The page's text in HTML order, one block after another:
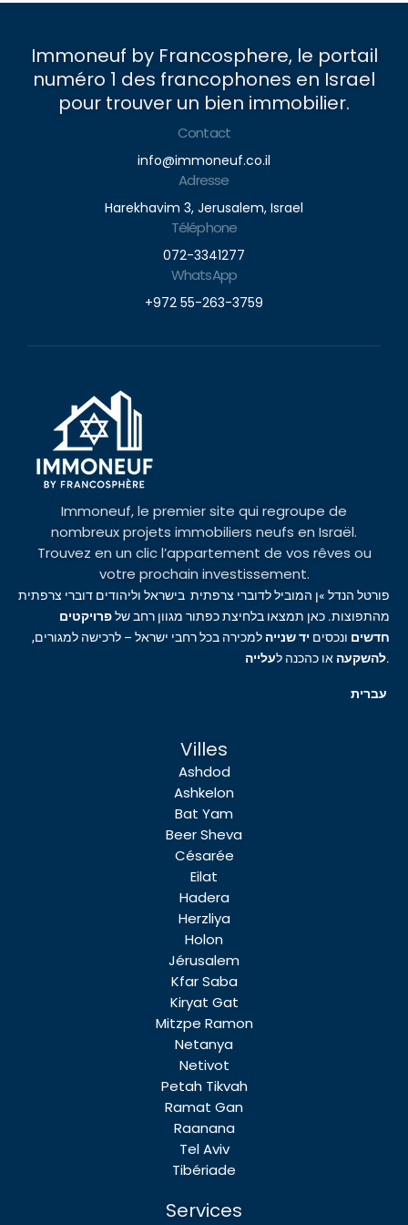
Immoneuf by Francosphere, le portail
numéro 1 des francophones en Israel
pour trouver un bien immobilier.
Contact
info@immoneuf.co.il
Adresse
Harekhavim 3, Jerusalem, Israel
Téléphone
072-3341277
WhatsApp
+972 55-263-3759
Immoneuf, le premier site qui regroupe de
nombreux projets immobiliers neufs en Israël.
Trouvez en un clic l’appartement de vos rêves ou
votre prochain investissement.
פורטל הנדל »ן המוביל לדוברי צרפתית בישראל וליהודים דוברי צרפתית
מהתפוצות. כאן תמצאו בלחיצת כפתור מגוון רחב שלפרויקטים
חדשים ונכסים יד שנייה למכירה בכל רחבי ישראל – לרכישה למגורים,
להשקעה או כהכנה לעלייה .
Villes
Ashdod
Ashkelon
Bat Yam
Beer Sheva
Césarée
Eilat
Hadera
Herzliya
Holon
Jérusalem
Kfar Saba
Kiryat Gat
Mitzpe Ramon
Netanya
Netivot
Petah Tikvah
Ramat Gan
Raanana
Tel Aviv
Tibériade
Services